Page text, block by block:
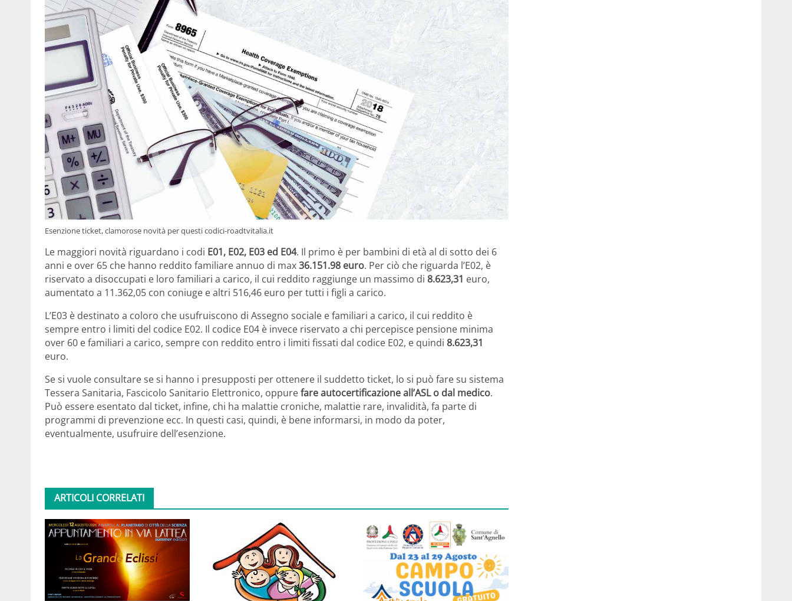
Esenzione ticket, clamorose novità per questi codici-roadtvitalia.it
Le maggiori novità riguardano i codi E01, E02, E03 ed E04. Il primo è per bambini di età al di sotto dei 6
anni e over 65 che hanno reddito familiare annuo di max36.151.98 euro. Per ciò che riguarda l’E02, è
riservato a disoccupati e loro familiari a carico, il cui reddito raggiunge un massimo di 8.623,31 euro,
aumentato a 11.362,05 con coniuge e altri 516,46 euro per tutti i figli a carico.
L’E03 è destinato a coloro che usufruiscono di Assegno sociale e familiari a carico, il cui reddito è
sempre entro i limiti del codice E02. Il codice E04 è invece riservato a chi percepisce pensione minima
over 60 e familiari a carico, sempre con reddito entro i limiti fissati dal codice E02, e quindi 8.623,31
euro.
Se si vuole consultare se si hanno i presupposti per ottenere il suddetto ticket, lo si può fare su sistema
Tessera Sanitaria, Fascicolo Sanitario Elettronico, oppurefare autocertificazione all’ASL o dal medico.
Può essere esentato dal ticket, infine, chi ha malattie croniche, malattie rare, invalidità, fa parte di
programmi di prevenzione ecc. In questi casi, quindi, è bene informarsi, in modo da poter,
eventualmente, usufruire dell’esenzione.
ARTICOLI CORRELATI